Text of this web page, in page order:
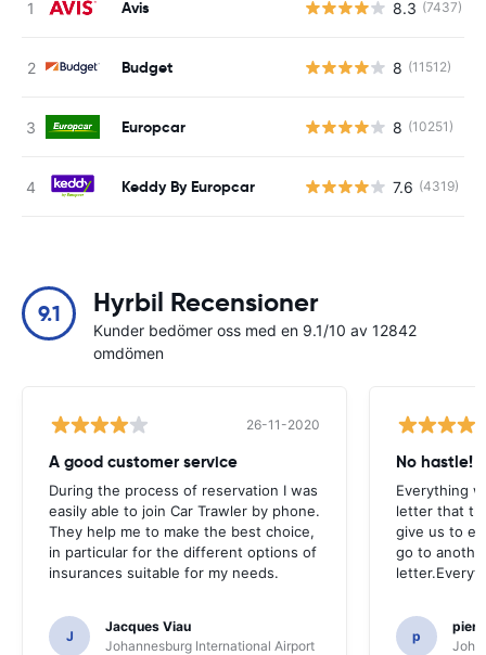
Avis 8.3 (7437)
Budget 8 (11512)
Europcar 8 (10251)
Keddy By Europcar 7.6 (4319)
9.1 Hyrbil Recensioner
Kunder bedömer oss med en 9.1/10 av 12842
omdömen
26-11-2020
A good customer service
During the process of reservation I was
easily able to join Car Trawler by phone.
They help me to make the best choice,
in particular for the different options of
insurances suitable for my needs.
J
Jacques Viau
Johannesburg International Airport
No hastle!
Everything
letter that
give us to
go to
p